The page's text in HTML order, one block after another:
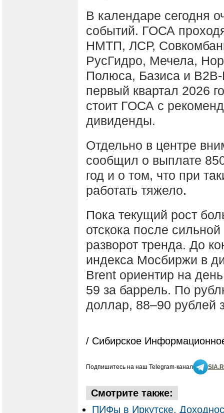
В календаре сегодня
событий. ГОСА
НМТП, ЛСР,
РусГидро, Мечела,
Полюса, Базиса и
первый квартал 2026
стоит ГОСА с
дивиденды.
Отдельно в центре
сообщил о выплате
год и о том, что при
работать тяжело.
Пока текущий рост
отскока после
разворот тренда. До
индекса Мосбиржи в
Brent ориентир на
59 за баррель. По
доллар, 88–90 рублей
/ Сибирское
Подпишитесь на наш Telegram-канал
Смотрите также:
ПИФы в Иркутске.